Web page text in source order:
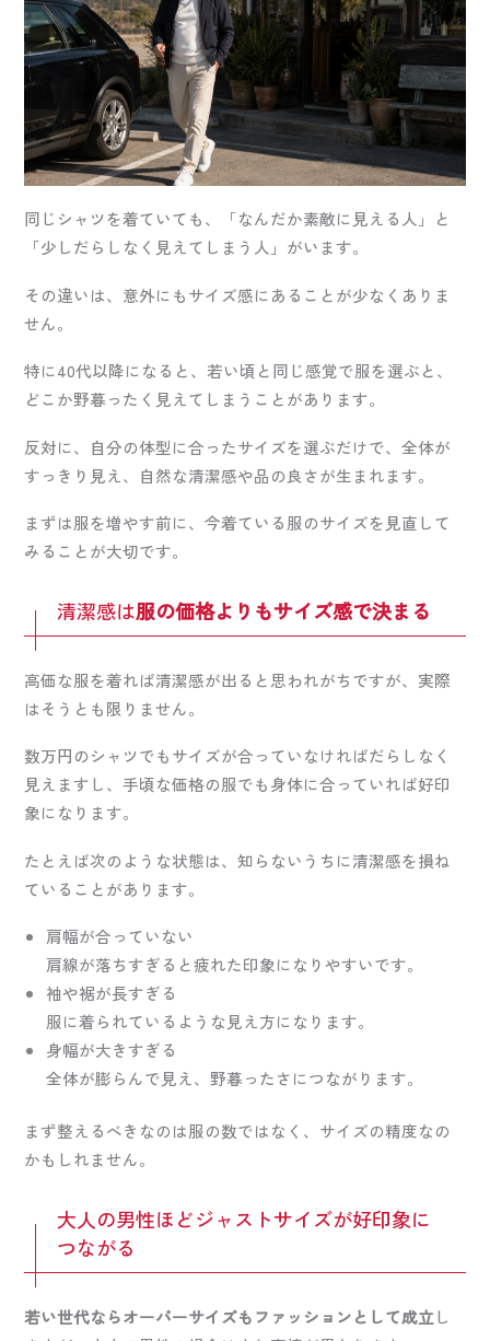
同じシャツを着ていても、「なんだか素敵に見える人」と
「少しだらしなく見えてしまう人」がいます。
その違いは、意外にもサイズ感にあることが少なくありま
せん。
特に40代以降になると、若い頃と同じ感覚で服を選ぶと、
どこか野暮ったく見えてしまうことがあります。
反対に、自分の体型に合ったサイズを選ぶだけで、全体が
すっきり見え、自然な清潔感や品の良さが生まれます。
まずは服を増やす前に、今着ている服のサイズを見直して
みることが大切です。
清潔感は服の価格よりもサイズ感で決まる
高価な服を着れば清潔感が出ると思われがちですが、実際
はそうとも限りません。
数万円のシャツでもサイズが合っていなければだらしなく
見えますし、手頃な価格の服でも身体に合っていれば好印
象になります。
たとえば次のような状態は、知らないうちに清潔感を損ね
ていることがあります。
肩幅が合っていない
肩線が落ちすぎると疲れた印象になりやすいです。
袖や裾が長すぎる
服に着られているような見え方になります。
身幅が大きすぎる
全体が膨らんで見え、野暮ったさにつながります。
まず整えるべきなのは服の数ではなく、サイズの精度なの
かもしれません。
大人の男性ほどジャストサイズが好印象に
つながる
若い世代ならオーバーサイズもファッションとして成立し